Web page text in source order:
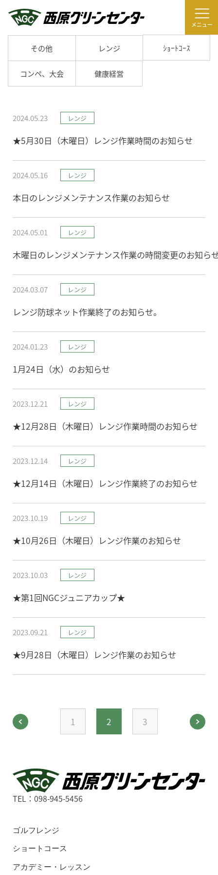
メニュー
その他 レンジ ｼｮｰﾄｺｰｽ
コンペ、大会 健康経営
2024.05.23 レンジ
★5月30日（木曜日）レンジ作業時間のお知らせ
2024.05.16 レンジ
本日のレンジメンテナンス作業のお知らせ
2024.05.01 レンジ
木曜日のレンジメンテナンス作業の時間変更のお知ら
2024.03.07 レンジ
レンジ防球ネット作業終了のお知らせ。
2024.01.23 レンジ
1月24日（水）のお知らせ
2023.12.21 レンジ
★12月28日（木曜日）レンジ作業時間のお知らせ
2023.12.14 レンジ
★12月14日（木曜日）レンジ作業終了のお知らせ
2023.10.19 レンジ
★10月26日（木曜日）レンジ作業のお知らせ
2023.10.03 レンジ
★第1回NGCジュニアカップ★
2023.09.21 レンジ
★9月28日（木曜日）レンジ作業のお知らせ
1 2 3
TEL：098-945-5456
ゴルフレンジ
ショートコース
アカデミー・レッスン